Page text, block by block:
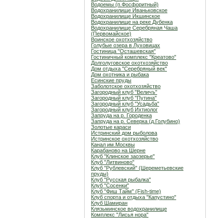
Водоемы (п.Фосфоритный)
Водохранилище Иваньковское
Водохранилище Икшинское
Водохранилище на реке Дубенка
Водохранилище Серебряная Чаша
(Первомайское)
Воинское охотхозяйство
Голубые озера в Луховицах
Гостиница "Осташевcкая"
Гостиничный комплекс "Креатово"
Долголуговское охотхозяйство
Дом отдыха "Серебряный век"
Дом охотника и рыбака
Есинские пруды
Заболотское охотхозяйство
Загородный клуб "Величъ"
Загородный клуб "Путина"
Загородный клуб "Усадьба"
Загородный клуб Ихтиолог
Запруда на р. Городенка
Запруда на р. Северка (д.Голубино)
Золотые караси
Истринский дом рыболова
Истринское охотхозяйство
Канал им.Москвы
Карабаново на Шерне
Клуб "Клинское заозерье"
Клуб "Литвиново"
Клуб "Рублевский" (Шереметьевские
пруды)
Клуб "Русская рыбалка"
Клуб "Сосенки"
Клуб "Фиш Тайм" (Fish-time)
Клуб спорта и отдыха "Капустино"
Клуб Шамиран
Клязьминское водохранилище
Комплекс "Лисья нора"